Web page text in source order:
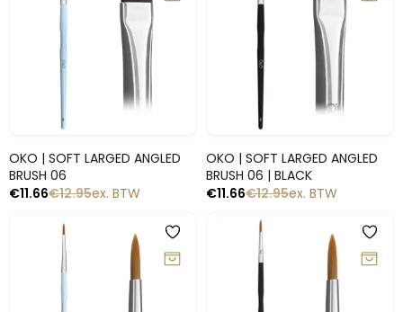
OKO | SOFT LARGED ANGLED
BRUSH 06
€12.95
€11.66 ex. BTW
OKO | SOFT LARGED ANGLED
BRUSH 06 | BLACK
€12.95
€11.66 ex. BTW